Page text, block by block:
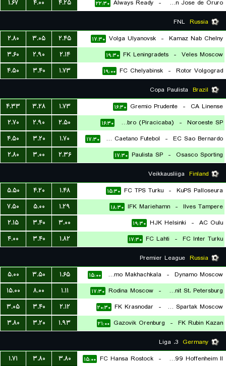
GV Club Deportivo San Jose de Oruro
-
Always Ready ۲۲:۳۰ ۴.۲۵ ۴.۰۰
۱.۶۷
Russia
Kamaz Nab Chelny
-
Volga Ulyanovsk ۱۷:۳۰ ۲.۴۵ ۳.۰۵
۲.۸۰
Veles Moscow
-
FK Leningradets ۱۹:۳۰ ۲.۱۴ ۲.۹۰
۳.۶۰
Rotor Volgograd
-
FC Chelyabinsk ۱۹:۰۰ ۱.۷۳ ۳.۴۰
۴.۵۰
Brazil
CA Linense
-
Gremio Prudente ۱۶:۳۰ ۱.۷۳ ۳.۲۸
۴.۳۳
Noroeste SP
-
EC XV de Novembro (Piracicaba) ۱۶:۳۰ ۲.۵۰ ۲.۹۰
۲.۷۰
EC Sao Bernardo
-
Sao Caetano Futebol ۱۷:۳۰ ۱.۷۰ ۳.۲۰
۴.۵۰
Osasco Sporting
-
Paulista SP ۱۷:۳۰ ۲.۳۶ ۳.۰۰
۲.۸۰
Finland
KuPS Palloseura
-
FC TPS Turku ۱۵:۳۰ ۱.۴۸ ۴.۲۰
۵.۵۰
Ilves Tampere
-
IFK Mariehamn ۱۸:۳۰ ۱.۲۹ ۵.۰۰
۷.۵۰
AC Oulu
-
HJK Helsinki ۱۹:۳۰ ۳.۰۰ ۳.۴۰
۲.۱۵
FC Inter Turku
-
FC Lahti ۱۷:۳۰ ۱.۸۲ ۳.۴۰
۴.۰۰
Russia
Dynamo Moscow
-
FC Dynamo Makhachkala ۱۵:۰۰ ۱.۶۵ ۳.۵۰
۵.۰۰
FK Zenit St. Petersburg
-
Rodina Moscow ۱۷:۳۰ ۱.۱۱ ۸.۰۰
۱۵.۰۰
FK Spartak Moscow
-
FK Krasnodar ۲۰:۳۰ ۲.۱۲ ۳.۴۰
۳.۰۵
FK Rubin Kazan
-
Gazovik Orenburg ۲۱:۰۰ ۱.۹۳ ۳.۲۰
۳.۸۰
Germany
TSG 1899 Hoffenheim II
-
FC Hansa Rostock ۱۵:۰۰ ۳.۸۰ ۳.۸۰
۱.۷۱